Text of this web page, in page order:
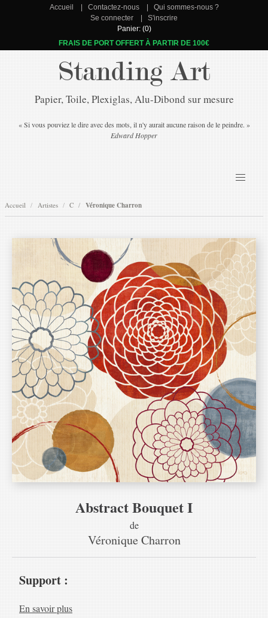
Accueil Contactez-nous
Qui sommes-nous ?
Se connecter
S'inscrire
Panier: (0)
FRAIS DE PORT OFFERT À PARTIR DE 100€
Standing Art
Papier, Toile, Plexiglas, Alu-Dibond sur mesure
« Si vous pouviez le dire avec des mots, il n'y aurait aucune raison de le peindre. »
Edward Hopper
Accueil Artistes C Véronique Charron
Abstract Bouquet I
de
Véronique Charron
Support :
En savoir plus